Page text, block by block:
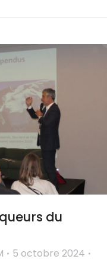
du
5 octobre 2024